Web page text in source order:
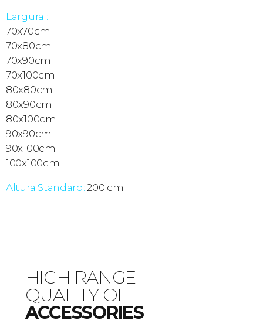
Largura :
70x70cm
70x80cm
70x90cm
70x100cm
80x80cm
80x90cm
80x100cm
90x90cm
90x100cm
100x100cm
Altura Standard: 200 cm
HIGH RANGE
QUALITY OF
ACCESSORIES